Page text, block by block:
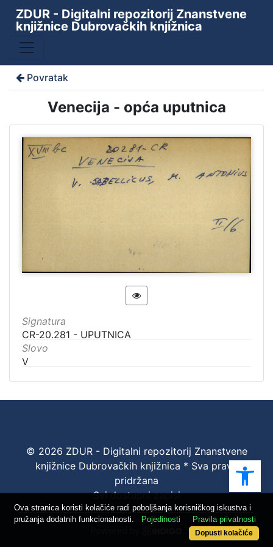
ZDUR - Digitalni repozitorij Znanstvene
knjižnice Dubrovačkih knjižnica
Povratak
Venecija - opća uputnica
Signatura
CR-20.281 - UPUTNICA
Slovo
V
© 2026 ZDUR - Digitalni repozitorij Znanstvene
knjižnice Dubrovačkih knjižnica * Sva prava
pridržana
Svi dostupni zapisi
Ova stranica koristi kolačiće radi poboljšanja korisničkog iskustva i
pružanja dodatnih funkcionalnosti.
Pojedinosti Pravila privatnosti
Dopusti kolačiće